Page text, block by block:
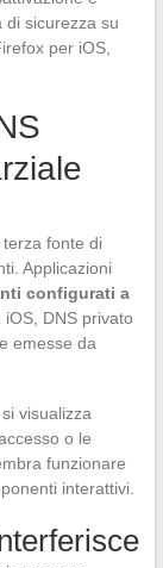
sicurezza su
per iOS,
fonte di
Applicazioni
configurati a
DNS privato
emesse da
visualizza
o le
funzionare
interattivi.